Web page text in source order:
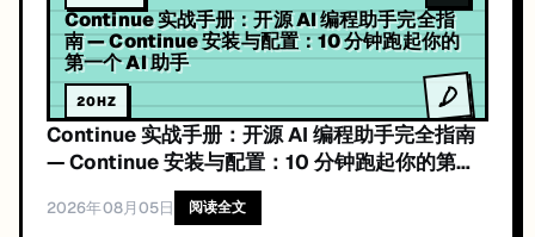
Continue 实战手册：开源 AI 编程助手完全指
南 — Continue 安装与配置：10 分钟跑起你的
第一个 AI 助手
20HZ
Continue 实战手册：开源 AI 编程助手完全指南
— Continue 安装与配置：10 分钟跑起你的第一
2026年08月05日 阅读全文